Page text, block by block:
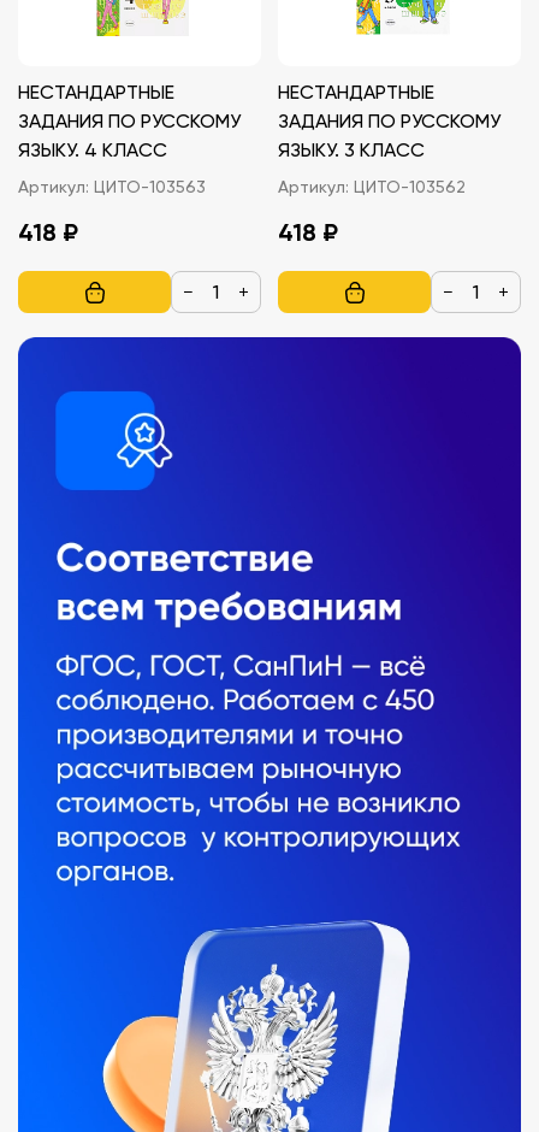
НЕСТАНДАРТНЫЕ
ЗАДАНИЯ ПО РУССКОМУ
ЯЗЫКУ. 4 КЛАСС
Артикул: ЦИТО-103563
418 ₽
− +
НЕСТАНДАРТНЫЕ
ЗАДАНИЯ ПО РУССКОМУ
ЯЗЫКУ. 3 КЛАСС
Артикул: ЦИТО-103562
418 ₽
− +